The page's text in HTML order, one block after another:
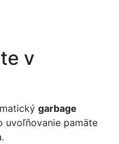
v
garbage
uvoľňovanie pamäte